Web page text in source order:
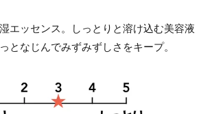
エッセンス。しっとりと溶け込む美容液
となじんでみずみずしさをキープ。